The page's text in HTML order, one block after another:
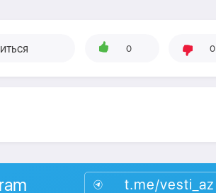
0 0
t.me/vesti_az